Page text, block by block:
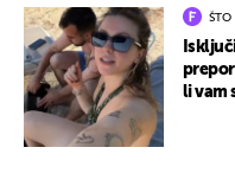
ŠTO
li vam